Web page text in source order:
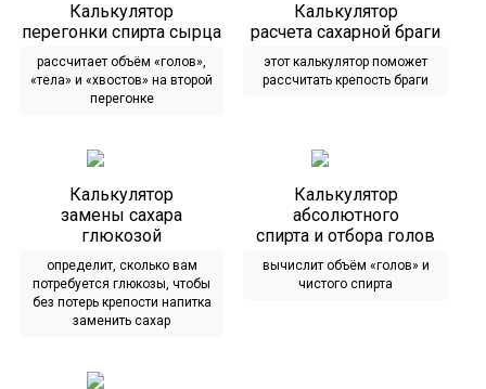
Калькулятор
перегонки спирта сырца
рассчитает объём «голов»,
«тела» и «хвостов» на второй
перегонке
Калькулятор
расчета сахарной браги
этот калькулятор поможет
рассчитать крепость браги
Калькулятор
замены сахара
глюкозой
определит, сколько вам
потребуется глюкозы, чтобы
без потерь крепости напитка
заменить сахар
Калькулятор
абсолютного
спирта и отбора голов
вычислит объём «голов» и
чистого спирта